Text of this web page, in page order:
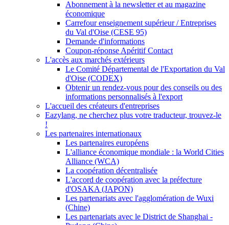
Abonnement à la newsletter et au magazine
économique
Carrefour enseignement supérieur / Entreprises
du Val d'Oise (CESE 95)
Demande d'informations
Coupon-réponse Apéritif Contact
L'accès aux marchés extérieurs
Le Comité Départemental de l'Exportation du Val
d'Oise (CODEX)
Obtenir un rendez-vous pour des conseils ou des
informations personnalisés à l'export
L'accueil des créateurs d'entreprises
Eazylang, ne cherchez plus votre traducteur, trouvez-le
!
Les partenaires internationaux
Les partenaires européens
L'alliance économique mondiale : la World Cities
Alliance (WCA)
La coopération décentralisée
L'accord de coopération avec la préfecture
d'OSAKA (JAPON)
Les partenariats avec l'agglomération de Wuxi
(Chine)
Les partenariats avec le District de Shanghai -